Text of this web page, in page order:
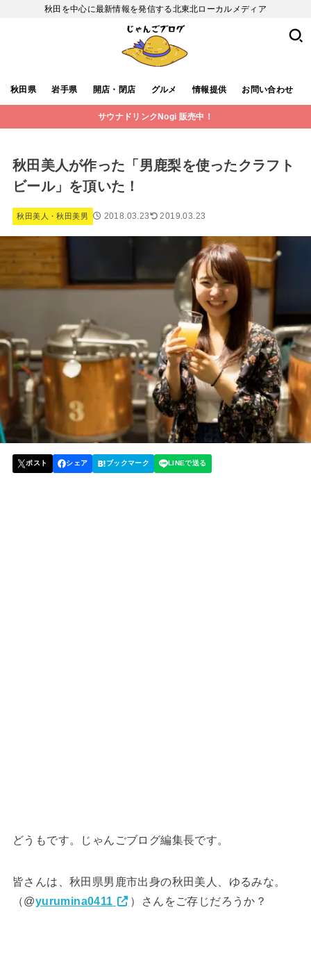
秋田を中心に最新情報を発信する北東北ローカルメディア
秋田県 岩手県 開店・閉店 グルメ 情報提供 お問い合わせ
サウナドリンクNogi 販売中！
秋田美人が作った「男鹿梨を使ったクラフト
ビール」を頂いた！
秋田美人・秋田美男 2018.03.23 2019.03.23
どうもです。じゃんごブログ編集長です。
皆さんは、秋田県男鹿市出身の秋田美人、ゆるみな。
（@yurumina0411 ）さんをご存じだろうか？